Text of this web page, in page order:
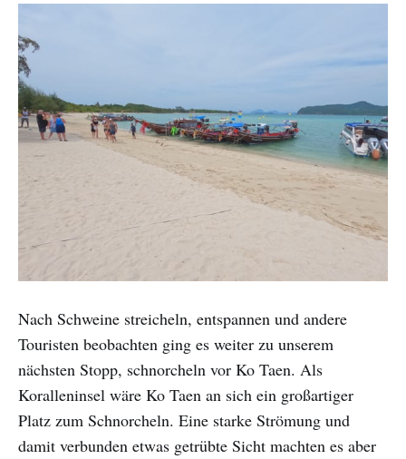
Nach Schweine streicheln, entspannen und andere
Touristen beobachten ging es weiter zu unserem
nächsten Stopp, schnorcheln vor Ko Taen. Als
Koralleninsel wäre Ko Taen an sich ein großartiger
Platz zum Schnorcheln. Eine starke Strömung und
damit verbunden etwas getrübte Sicht machten es aber